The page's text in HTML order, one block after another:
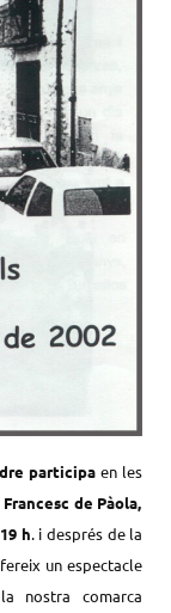
participa en les
de Pàola,
h. i després de la
un espectacle
nostra comarca